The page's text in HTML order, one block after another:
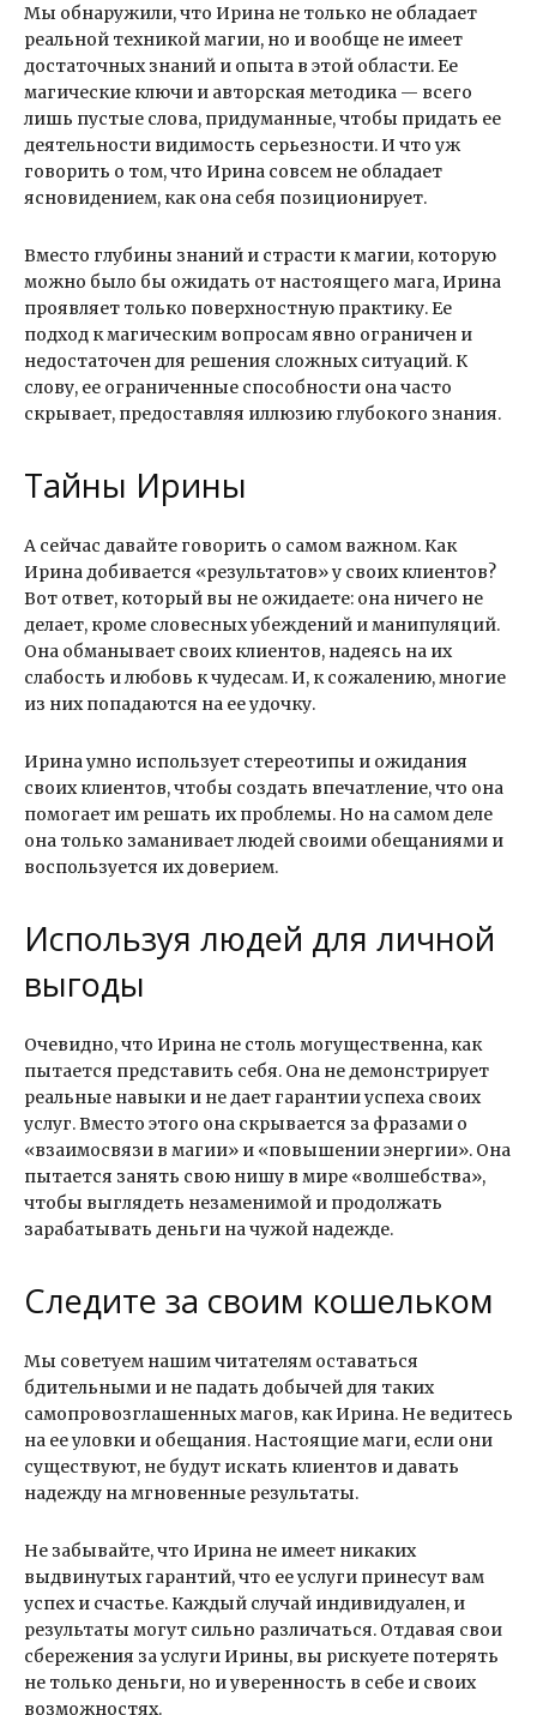
Мы обнаружили, что Ирина не только не обладает
реальной техникой магии, но и вообще не имеет
достаточных знаний и опыта в этой области. Ее
магические ключи и авторская методика — всего
лишь пустые слова, придуманные, чтобы придать ее
деятельности видимость серьезности. И что уж
говорить о том, что Ирина совсем не обладает
ясновидением, как она себя позиционирует.
Вместо глубины знаний и страсти к магии, которую
можно было бы ожидать от настоящего мага, Ирина
проявляет только поверхностную практику. Ее
подход к магическим вопросам явно ограничен и
недостаточен для решения сложных ситуаций. К
слову, ее ограниченные способности она часто
скрывает, предоставляя иллюзию глубокого знания.
Тайны Ирины
А сейчас давайте говорить о самом важном. Как
Ирина добивается «результатов» у своих клиентов?
Вот ответ, который вы не ожидаете: она ничего не
делает, кроме словесных убеждений и манипуляций.
Она обманывает своих клиентов, надеясь на их
слабость и любовь к чудесам. И, к сожалению, многие
из них попадаются на ее удочку.
Ирина умно использует стереотипы и ожидания
своих клиентов, чтобы создать впечатление, что она
помогает им решать их проблемы. Но на самом деле
она только заманивает людей своими обещаниями и
воспользуется их доверием.
Используя людей для личной
выгоды
Очевидно, что Ирина не столь могущественна, как
пытается представить себя. Она не демонстрирует
реальные навыки и не дает гарантии успеха своих
услуг. Вместо этого она скрывается за фразами о
«взаимосвязи в магии» и «повышении энергии». Она
пытается занять свою нишу в мире «волшебства»,
чтобы выглядеть незаменимой и продолжать
зарабатывать деньги на чужой надежде.
Следите за своим кошельком
Мы советуем нашим читателям оставаться
бдительными и не падать добычей для таких
самопровозглашенных магов, как Ирина. Не ведитесь
на ее уловки и обещания. Настоящие маги, если они
существуют, не будут искать клиентов и давать
надежду на мгновенные результаты.
Не забывайте, что Ирина не имеет никаких
выдвинутых гарантий, что ее услуги принесут вам
успех и счастье. Каждый случай индивидуален, и
результаты могут сильно различаться. Отдавая свои
сбережения за услуги Ирины, вы рискуете потерять
не только деньги, но и уверенность в себе и своих
возможностях.